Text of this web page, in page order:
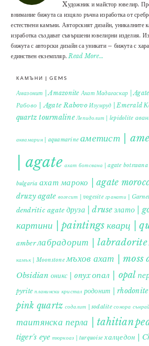
Xудожник и майстор ювелир.
внимание бижута са изцяло ръчна изработка от
естествени камъни. Авторският дизайн, уникалните
изработка създават съвършени ювелирни изделия.
бижута с авторски дизайн са уникати – бижута с
единствен екземпляр.Read More…
КАМЪНИ | GEMS
Амазонит | Amazonite Ахат Мадагаскар |
Рабово | Agate Rabovo Изумруд | Emerald
quartz tourmaline Лепидолит | lepidolite
аквамарин | aquamarine аметист |
| agate ахат ботсвана | agate botswana
bulgaria ахат мароко | agate
druzy agate вогесит | vogesite гранати |
dendritic agate друза | druse злато |
картини | paintings кварц |
amberлабрадорит | labradorite
камък | Moonstone мъхов ахат | moss
Obsidian оникс | onyxопал | opal
pyrite планински кристал родонит | rhodonite
pink quartz содалит | sodalite сонора
таитянска перла | tahitian
tiger's eye тюркоаз | turquoise халцедон |